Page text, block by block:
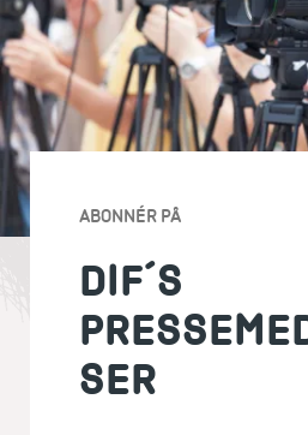
ABONNÉR PÅ
DIF´S
SER